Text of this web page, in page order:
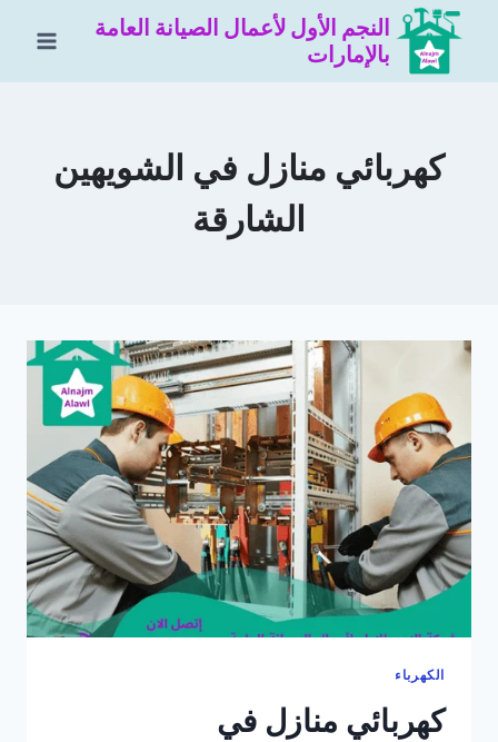
التجاوز
المحتوى
النجم الأول لأعمال الصيانة العامة
بالإمارات
كهربائي منازل في الشويهين
الشارقة
الكهرباء
كهربائي منازل في